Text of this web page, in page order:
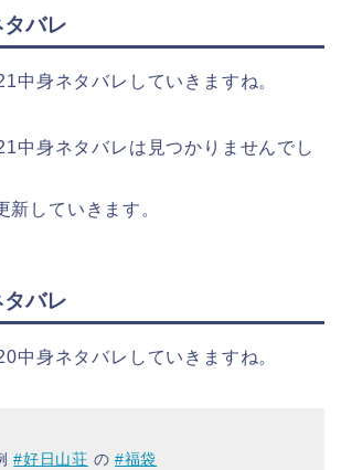
バレ
中身ネタバレしていきますね。
中身ネタバレは見つかりませんでし
新していきます。
バレ
中身ネタバレしていきますね。
#好日山荘 の#福袋